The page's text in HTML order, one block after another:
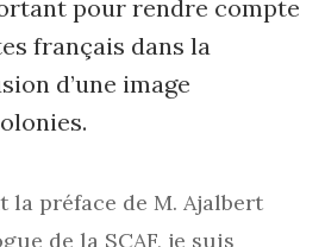
pour rendre compte
français dans la
d’une image
la préface de M. Ajalbert
de la SCAF, je suis